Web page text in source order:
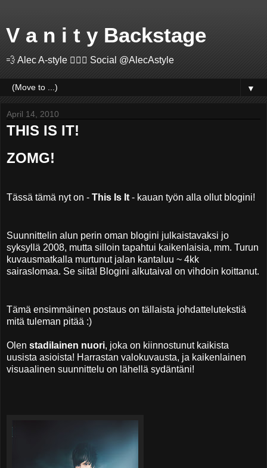
V a n i t y Backstage
💨 Alec A-style 🤽🏻‍♂️ Social @AlecAstyle
▼
April 14, 2010
THIS IS IT!
ZOMG!
Tässä tämä nyt on - This Is It - kauan työn alla ollut blogini!
Suunnittelin alun perin oman blogini julkaistavaksi jo
syksyllä 2008, mutta silloin tapahtui kaikenlaisia, mm. Turun
kuvausmatkalla murtunut jalan kantaluu ~ 4kk
sairaslomaa. Se siitä! Blogini alkutaival on vihdoin koittanut.
Tämä ensimmäinen postaus on tällaista johdattelutekstiä
mitä tuleman pitää :)
Olen stadilainen nuori, joka on kiinnostunut kaikista
uusista asioista! Harrastan valokuvausta, ja kaikenlainen
visuaalinen suunnittelu on lähellä sydäntäni!